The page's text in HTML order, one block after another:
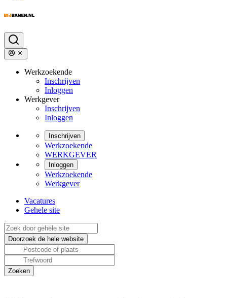
Werkzoekende
Inschrijven
Inloggen
Werkgever
Inschrijven
Inloggen
Inschrijven
Werkzoekende
WERKGEVER
Inloggen
Werkzoekende
Werkgever
Vacatures
Gehele site